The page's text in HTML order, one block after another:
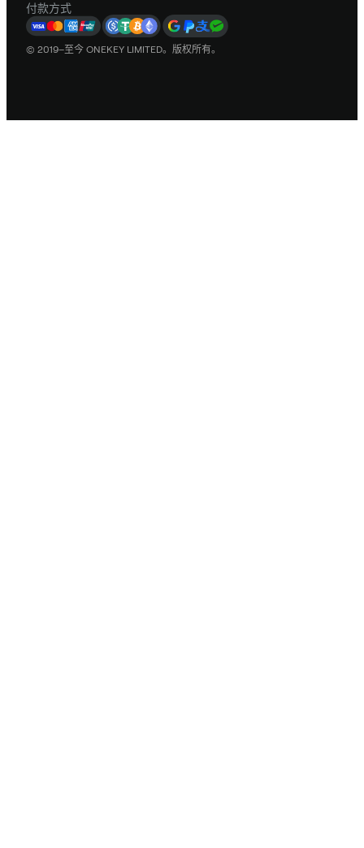
付款方式
© 2019–至今 ONEKEY LIMITED。版权所有。